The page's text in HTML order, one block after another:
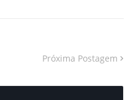
Próxima Postagem